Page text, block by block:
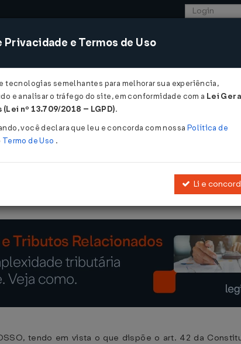
SISTEMAS COMÉRCIO EXTERIOR
de Desenvolvimento do Estado de Mato Grosso -
tendo em vista o que dispõe o art. 42 da
e Termos de Uso
tecnologias semelhantes para melhorar sua experiência,
e analisar o tráfego do site, em conformidade com a Lei
nº 13.709/2018 – LGPD).
você declara que leu e concorda com nossa Política de
Termo de Uso .
Li e